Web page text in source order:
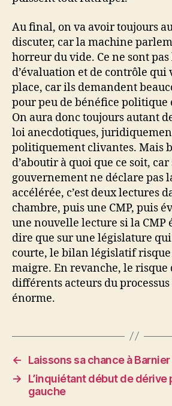
Au final, on va avoir toujours
discuter, car la machine
horreur du vide. Ce ne sont
d’évaluation et de contrôle
place, car ils demandent
pour peu de bénéfice politique
On aura donc toujours autant
loi anecdotiques,
politiquement clivantes. Mais
d’aboutir à quoi que ce soit, car
gouvernement ne déclare pas
accélérée, c’est deux lectures
chambre, puis une CMP, puis
une nouvelle lecture si la CMP
dire que sur une législature qui
courte, le bilan législatif risque
maigre. En revanche, le risque
différents acteurs du
énorme.
←
Laissons sa chance à Barnier
→
L’inquiétant début de dérive
gauche